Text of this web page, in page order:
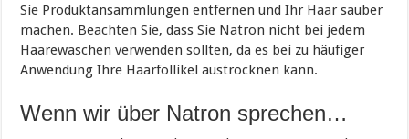
Sie Produktansammlungen entfernen und Ihr Haar sauber
machen. Beachten Sie, dass Sie Natron nicht bei jedem
Haarewaschen verwenden sollten, da es bei zu häufiger
Anwendung Ihre Haarfollikel austrocknen kann.
Wenn wir über Natron sprechen…